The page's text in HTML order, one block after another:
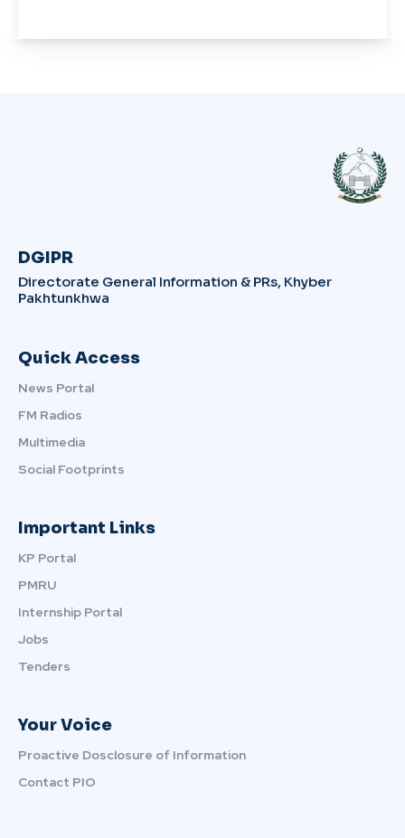
DGIPR
Directorate General Information & PRs, Khyber
Pakhtunkhwa
Quick Access
News Portal
FM Radios
Multimedia
Social Footprints
Important Links
KP Portal
PMRU
Internship Portal
Jobs
Tenders
Your Voice
Proactive Dosclosure of Information
Contact PIO